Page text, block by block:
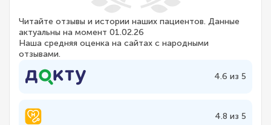
Читайте отзывы и истории наших пациентов. Данные
актуальны на момент 01.02.26
Наша средняя оценка на сайтах с народными
отзывами.
4.6 из 5
4.8 из 5